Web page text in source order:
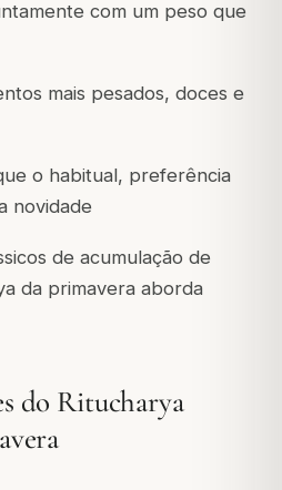
com um peso que
mais pesados, doces e
o habitual, preferência
novidade
de acumulação de
da primavera aborda
do Ritucharya